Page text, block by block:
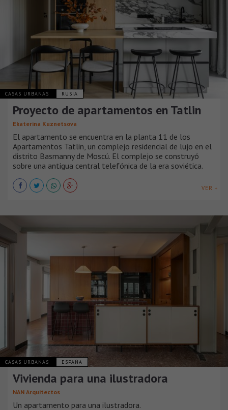
CASAS URBANAS RUSIA
Proyecto de apartamentos en Tatlin
Ekaterina Kuznetsova
El apartamento se encuentra en la planta 11 de los
Apartamentos Tatlin, un complejo residencial de lujo en el
distrito Basmanny de Moscú. El complejo se construyó
sobre una antigua central telefónica de la era soviética.
VER +
CASAS URBANAS ESPAÑA
Vivienda para una ilustradora
NAN Arquitectos
Un apartamento para una ilustradora.